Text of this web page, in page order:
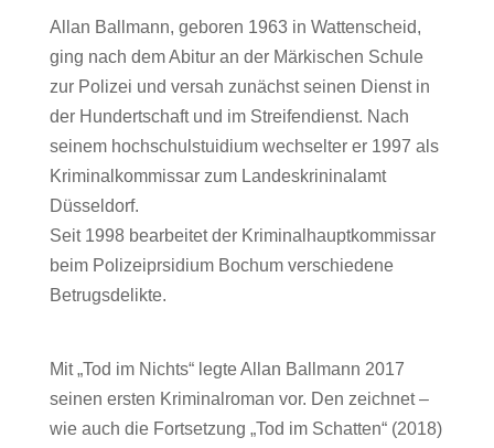
aus
seinen
Krimis
Allan Ballmann, geboren 1963 in Wattenscheid,
ging nach dem Abitur an der Märkischen Schule
zur Polizei und versah zunächst seinen Dienst in
der Hundertschaft und im Streifendienst. Nach
seinem hochschulstuidium wechselter er 1997 als
Kriminalkommissar zum Landeskrininalamt
Düsseldorf.
Seit 1998 bearbeitet der Kriminalhauptkommissar
beim Polizeiprsidium Bochum verschiedene
Betrugsdelikte.
Mit „Tod im Nichts“ legte Allan Ballmann 2017
seinen ersten Kriminalroman vor. Den zeichnet –
wie auch die Fortsetzung „Tod im Schatten“ (2018)